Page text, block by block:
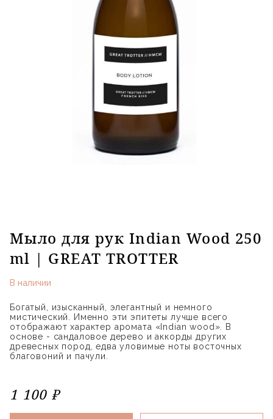
Мыло для рук Indian Wood 250
ml | GREAT TROTTER
В наличии
Богатый, изысканный, элегантный и немного
мистический. Именно эти эпитеты лучше всего
отображают характер аромата «Indian wood». В
основе - сандаловое дерево и аккорды других
древесных пород, едва уловимые ноты восточных
благовоний и пачули.
1 100 ₽